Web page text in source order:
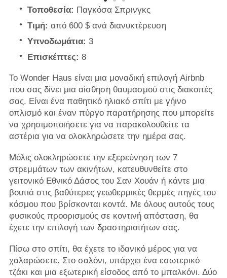
Τοποθεσία: Παγκόσα Σπρινγκς
Τιμή: από 600 $ ανά διανυκτέρευση
Υπνοδωμάτια: 3
Επισκέπτες: 8
Το Wonder Haus είναι μια μοναδική επιλογή Airbnb
που σας δίνει μια αίσθηση θαυμασμού στις διακοπές
σας. Είναι ένα παθητικό ηλιακό σπίτι με γήινο
οπλισμό και έναν πύργο παρατήρησης που μπορείτε
να χρησιμοποιήσετε για να παρακολουθείτε τα
αστέρια για να ολοκληρώσετε την ημέρα σας.
Μόλις ολοκληρώσετε την εξερεύνηση των 7
στρεμμάτων των ακινήτων, κατευθυνθείτε στο
γειτονικό Εθνικό Δάσος του Σαν Χουάν ή κάντε μια
βουτιά στις βαθύτερες γεωθερμικές θερμές πηγές του
κόσμου που βρίσκονται κοντά. Με όλους αυτούς τους
φυσικούς προορισμούς σε κοντινή απόσταση, θα
έχετε την επιλογή των δραστηριοτήτων σας.
Πίσω στο σπίτι, θα έχετε το ιδανικό μέρος για να
χαλαρώσετε. Στο σαλόνι, υπάρχει ένα εσωτερικό
τζάκι και μια εξωτερική είσοδος από το μπαλκόνι. Δύο